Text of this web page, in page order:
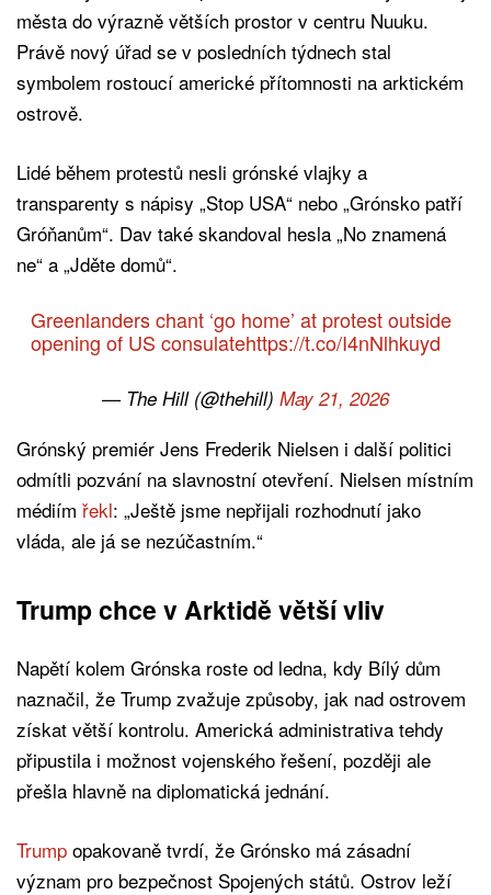
města do výrazně větších prostor v centru Nuuku.
Právě nový úřad se v posledních týdnech stal
symbolem rostoucí americké přítomnosti na arktickém
ostrově.
Lidé během protestů nesli grónské vlajky a
transparenty s nápisy „Stop USA“ nebo „Grónsko patří
Gróňanům“. Dav také skandoval hesla „No znamená
ne“ a „Jděte domů“.
Greenlanders chant ‘go home’ at protest outside
opening of US consulatehttps://t.co/I4nNlhkuyd
— The Hill (@thehill) May 21, 2026
Grónský premiér Jens Frederik Nielsen i další politici
odmítli pozvání na slavnostní otevření. Nielsen místním
médiím řekl: „Ještě jsme nepřijali rozhodnutí jako
vláda, ale já se nezúčastním.“
Trump chce v Arktidě větší vliv
Napětí kolem Grónska roste od ledna, kdy Bílý dům
naznačil, že Trump zvažuje způsoby, jak nad ostrovem
získat větší kontrolu. Americká administrativa tehdy
připustila i možnost vojenského řešení, později ale
přešla hlavně na diplomatická jednání.
Trump opakovaně tvrdí, že Grónsko má zásadní
význam pro bezpečnost Spojených států. Ostrov leží